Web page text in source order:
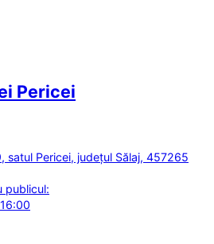
Pericei
satul Pericei, județul Sălaj, 457265
publicul: